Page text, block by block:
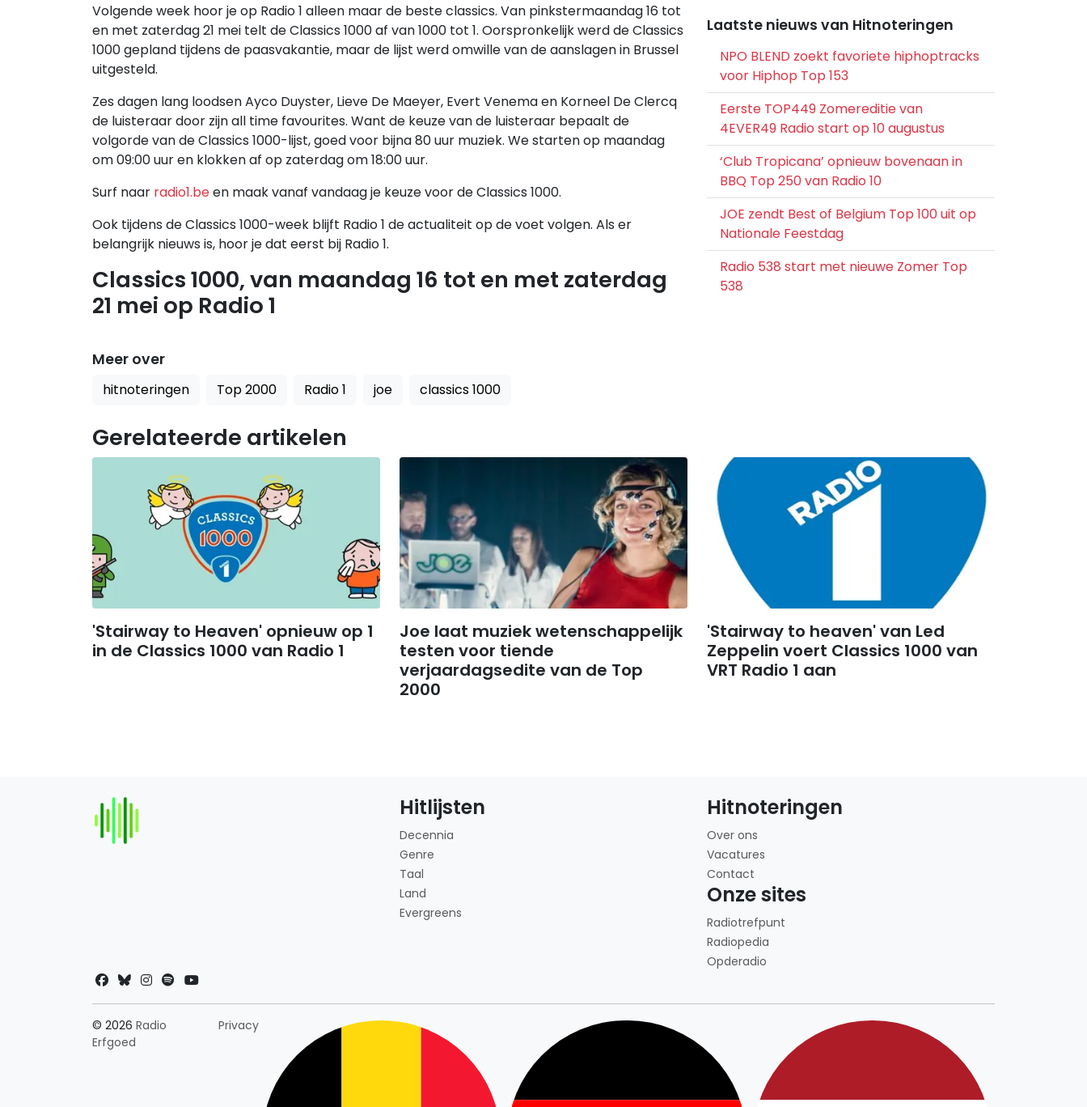
Volgende week hoor je op Radio 1 alleen maar de beste classics. Van pinkstermaandag 16 tot
en met zaterdag 21 mei telt de Classics 1000 af van 1000 tot 1. Oorspronkelijk werd de Classics
1000 gepland tijdens de paasvakantie, maar de lijst werd omwille van de aanslagen in Brussel
uitgesteld.
Zes dagen lang loodsen Ayco Duyster, Lieve De Maeyer, Evert Venema en Korneel De Clercq
de luisteraar door zijn all time favourites. Want de keuze van de luisteraar bepaalt de
volgorde van de Classics 1000-lijst, goed voor bijna 80 uur muziek. We starten op maandag
om 09:00 uur en klokken af op zaterdag om 18:00 uur.
Surf naar radio1.been maak vanaf vandaag je keuze voor de Classics 1000.
Ook tijdens de Classics 1000-week blijft Radio 1 de actualiteit op de voet volgen. Als er
belangrijk nieuws is, hoor je dat eerst bij Radio 1.
Classics 1000, van maandag 16 tot en met zaterdag
21 mei op Radio 1
Laatste nieuws van Hitnoteringen
NPO BLEND zoekt favoriete hiphoptracks
voor Hiphop Top 153
Eerste TOP449 Zomereditie van
4EVER49 Radio start op 10 augustus
‘Club Tropicana’ opnieuw bovenaan in
BBQ Top 250 van Radio 10
JOE zendt Best of Belgium Top 100 uit op
Nationale Feestdag
Radio 538 start met nieuwe Zomer Top
538
Meer over
hitnoteringen Top 2000 Radio 1 joe classics 1000
Gerelateerde artikelen
'Stairway to Heaven' opnieuw op 1
in de Classics 1000 van Radio 1
Joe laat muziek wetenschappelijk
testen voor tiende
verjaardagsedite van de Top
2000
'Stairway to heaven' van Led
Zeppelin voert Classics 1000 van
VRT Radio 1 aan
Hitlijsten
Decennia
Genre
Taal
Land
Evergreens
Hitnoteringen
Over ons
Vacatures
Contact
Onze sites
Radiotrefpunt
Radiopedia
Opderadio
© 2026 Radio
Erfgoed
PrivacyLandkeuze